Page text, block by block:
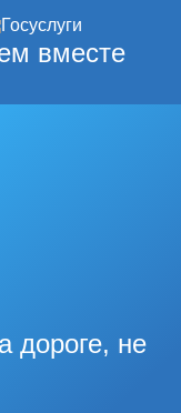
вместе
дороге, не